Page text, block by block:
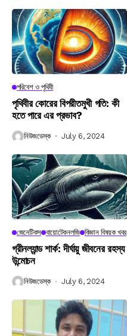
পরিবেশ ও পৃথিবী
পৃথিবীর কোরের বিপরীতমুখী গতি: কী
হতে পারে এর প্রভাব?
নিউজডেস্ক July 6, 2024
জেনেটিকস বায়োটেকনলজি বিজ্ঞান বিষয়ক খবর
গ্রীনল্যান্ড শার্ক: দীর্ঘায়ু জীবনের রহস্য
উন্মোচন
নিউজডেস্ক July 6, 2024